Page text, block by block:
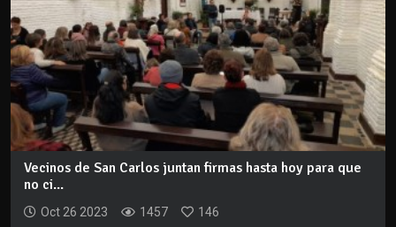
Vecinos de San Carlos juntan firmas hasta hoy para que
no ci...
Oct 26 2023 1457 146